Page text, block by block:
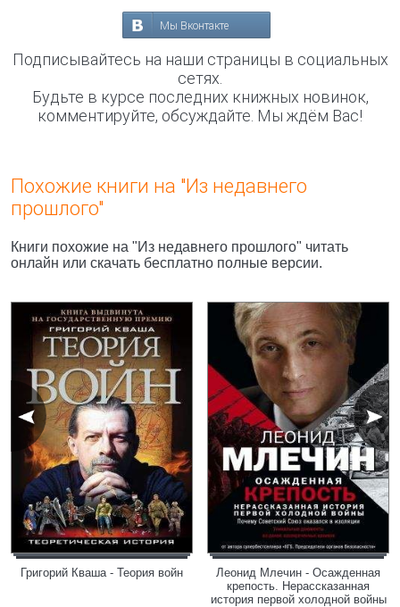
Мы Вконтакте
Подписывайтесь на наши страницы в социальных
сетях.
Будьте в курсе последних книжных новинок,
комментируйте, обсуждайте. Мы ждём Вас!
Похожие книги на "Из недавнего
прошлого"
Книги похожие на "Из недавнего прошлого" читать
онлайн или скачать бесплатно полные версии.
Григорий Кваша - Теория войн
Леонид Млечин - Осажденная
крепость. Нерассказанная
история первой холодной войны